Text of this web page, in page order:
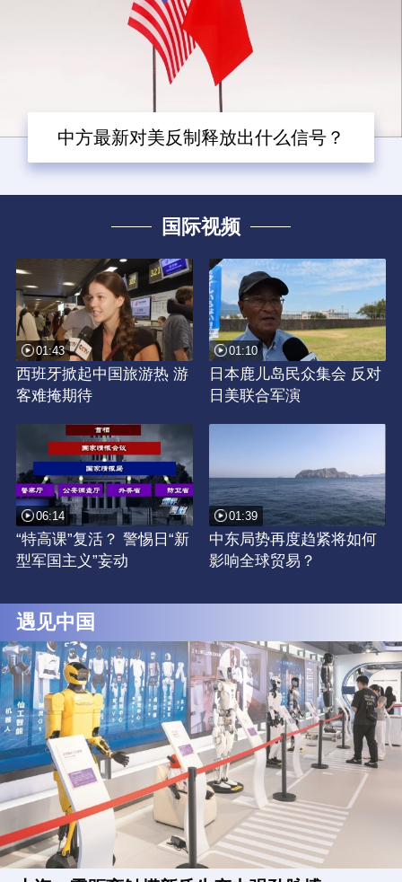
中方最新对美反制释放出什么信号？
国际视频
01:43
西班牙掀起中国旅游热 游
客难掩期待
01:10
日本鹿儿岛民众集会 反对
日美联合军演
06:14
“特高课”复活？ 警惕日“新
型军国主义”妄动
01:39
中东局势再度趋紧将如何
影响全球贸易？
遇见中国